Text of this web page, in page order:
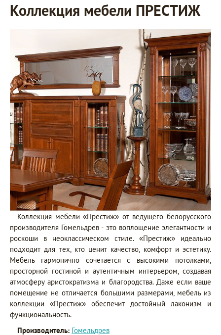
Коллекция мебели ПРЕСТИЖ
Коллекция мебели «Престиж» от ведущего белорусского
производителя Гомельдрев - это воплощение элегантности и
роскоши в неоклассическом стиле. «Престиж» идеально
подходит для тех, кто ценит качество, комфорт и эстетику.
Мебель гармонично сочетается с высокими потолками,
просторной гостиной и аутентичным интерьером, создавая
атмосферу аристократизма и благородства. Даже если ваше
помещение не отличается большими размерами, мебель из
коллекции «Престиж» обеспечит достойный лаконизм и
функциональность.
Производитель: Гомельдрев